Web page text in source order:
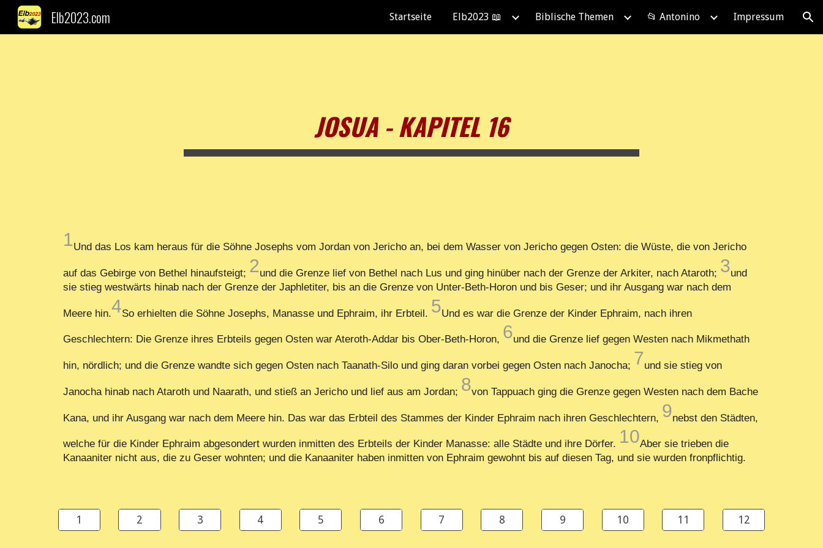
Skip to navigation
Elb2023.com Startseite Elb2023 📖 Biblische Themen 📂 Antonino Impressum
JOSUA - KAPITEL 16
1Und das Los kam heraus für die Söhne Josephs vom Jordan von Jericho an, bei dem Wasser von Jericho gegen Osten: die Wüste, die von Jericho
auf das Gebirge von Bethel hinaufsteigt; 2und die Grenze lief von Bethel nach Lus und ging hinüber nach der Grenze der Arkiter, nach Ataroth; 3und
sie stieg westwärts hinab nach der Grenze der Japhletiter, bis an die Grenze von Unter-Beth-Horon und bis Geser; und ihr Ausgang war nach dem
Meere hin.4So erhielten die Söhne Josephs, Manasse und Ephraim, ihr Erbteil. 5Und es war die Grenze der Kinder Ephraim, nach ihren
Geschlechtern: Die Grenze ihres Erbteils gegen Osten war Ateroth-Addar bis Ober-Beth-Horon, 6und die Grenze lief gegen Westen nach Mikmethath
hin, nördlich; und die Grenze wandte sich gegen Osten nach Taanath-Silo und ging daran vorbei gegen Osten nach Janocha; 7und sie stieg von
Janocha hinab nach Ataroth und Naarath, und stieß an Jericho und lief aus am Jordan; 8von Tappuach ging die Grenze gegen Westen nach dem Bache
Kana, und ihr Ausgang war nach dem Meere hin. Das war das Erbteil des Stammes der Kinder Ephraim nach ihren Geschlechtern, 9nebst den Städten,
welche für die Kinder Ephraim abgesondert wurden inmitten des Erbteils der Kinder Manasse: alle Städte und ihre Dörfer. 10Aber sie trieben die
Kanaaniter nicht aus, die zu Geser wohnten; und die Kanaaniter haben inmitten von Ephraim gewohnt bis auf diesen Tag, und sie wurden fronpflichtig.
1 2 3 4 5 6 7 8 9 10 11 12